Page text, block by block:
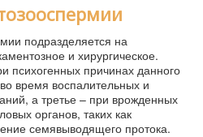
подразделяется на
и хирургическое.
психогенных причинах данного
время воспалительных и
а третье – при врожденных
органов, таких как
семявыводящего протока.